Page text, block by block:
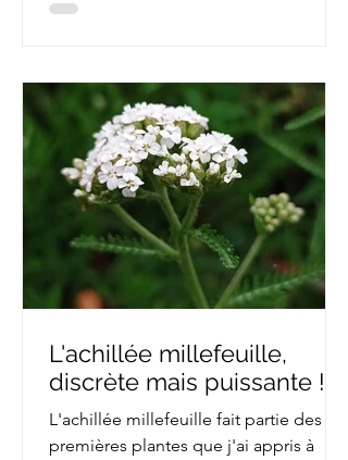
L'achillée millefeuille,
discrète mais puissante !
L'achillée millefeuille fait partie des
premières plantes que j'ai appris à